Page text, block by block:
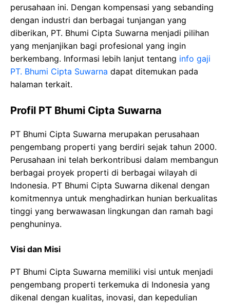
perusahaan ini. Dengan kompensasi yang sebanding
dengan industri dan berbagai tunjangan yang
diberikan, PT. Bhumi Cipta Suwarna menjadi pilihan
yang menjanjikan bagi profesional yang ingin
berkembang. Informasi lebih lanjut tentang info gaji
PT. Bhumi Cipta Suwarna dapat ditemukan pada
halaman terkait.
Profil PT Bhumi Cipta Suwarna
PT Bhumi Cipta Suwarna merupakan perusahaan
pengembang properti yang berdiri sejak tahun 2000.
Perusahaan ini telah berkontribusi dalam membangun
berbagai proyek properti di berbagai wilayah di
Indonesia. PT Bhumi Cipta Suwarna dikenal dengan
komitmennya untuk menghadirkan hunian berkualitas
tinggi yang berwawasan lingkungan dan ramah bagi
penghuninya.
Visi dan Misi
PT Bhumi Cipta Suwarna memiliki visi untuk menjadi
pengembang properti terkemuka di Indonesia yang
dikenal dengan kualitas, inovasi, dan kepedulian